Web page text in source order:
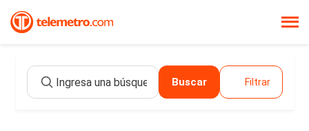
Buscar Filtrar